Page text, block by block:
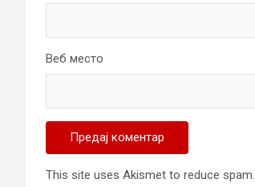
Веб место
This site uses Akismet to reduce spam.